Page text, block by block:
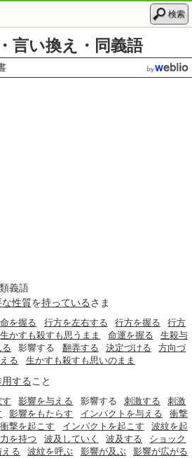
検索
言い換え・同義語
義語
な性質を持っているさま
を握る 行方を左右する 行方を握る
行方
生かすも殺すも思うまま 命運を握る
生殺与
る 影響する 翻弄する 決定づける
方向づ
る 生かすも殺すも思いのまま
する こと
す 影響を与える 影響する 刺激する
刺激
影響をもたらす インパクトを与える
衝撃
衝撃を起こす インパクトを起こす
波紋を起
を持つ 波及していく 波及する
ショック
える 波紋を呼ぶ 影響が及ぶ 影響が広がる